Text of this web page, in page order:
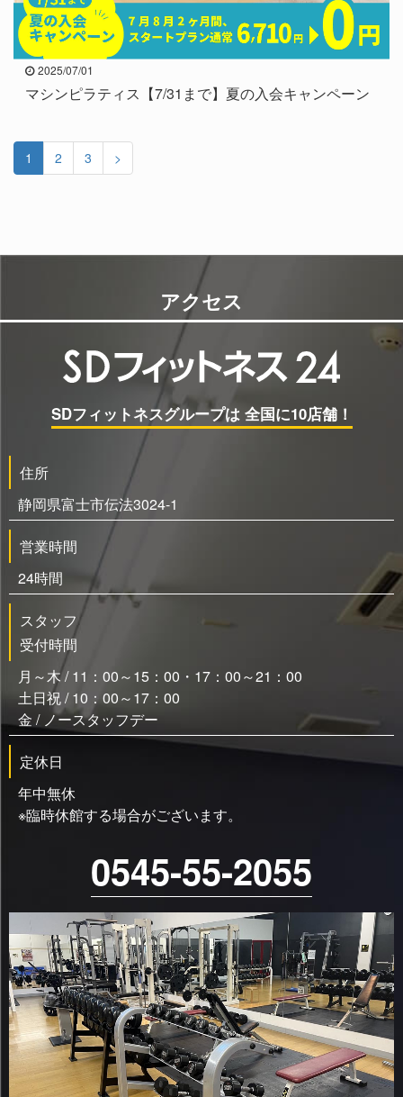
2025/07/01
マシンピラティス【7/31まで】夏の入会キャンペーン
1 2 3 >
アクセス
SDフィットネスグループは 全国に10店舗！
住所
静岡県富士市伝法3024-1
営業時間
24時間
スタッフ
受付時間
月～木 / 11：00～15：00・17：00～21：00
土日祝 / 10：00～17：00
金 / ノースタッフデー
定休日
年中無休
※臨時休館する場合がございます。
0545-55-2055